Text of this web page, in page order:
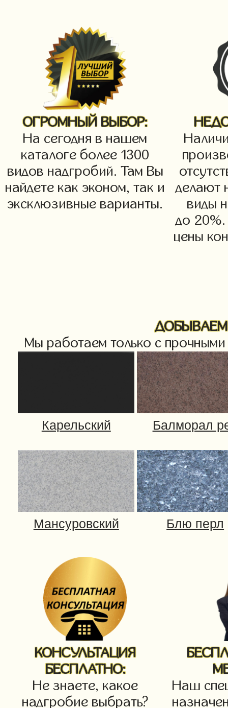
ОГРОМНЫЙ ВЫБОР:
На сегодня в нашем
каталоге более 1300
видов надгробий. Там Вы
найдете как эконом, так и
эксклюзивные варианты.
делают
виды
до
цены
Мы работаем только с
КОНСУЛЬТАЦИЯ
БЕСПЛАТНО:
Не знаете, какое
надгробие выбрать?
Наш